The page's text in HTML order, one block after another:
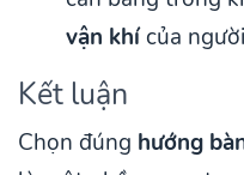
vận khícủa
Kết luận
Chọn đúng hướng